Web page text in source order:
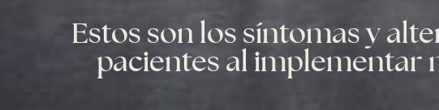
Estos son los síntomas y
pacientes al implementar